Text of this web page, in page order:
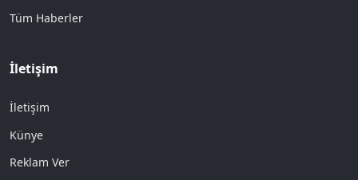
Tüm Haberler
İletişim
İletişim
Künye
Reklam Ver